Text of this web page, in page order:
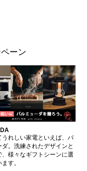
ーン
うれしい家電といえば、バ
ダ。洗練されたデザインと
、様々なギフトシーンに選
す。